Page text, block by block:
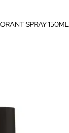
SPRAY 150ML